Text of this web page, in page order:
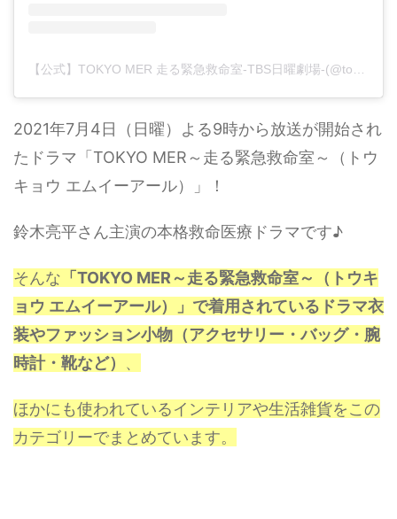
【公式】TOKYO MER 走る緊急救命室-TBS日曜劇場-(@tokyo_mer_tbs)がシェアした投稿
2021年7月4日（日曜）よる9時から放送が開始され
たドラマ「TOKYO MER～走る緊急救命室～（トウ
キョウ エムイーアール）」！
鈴木亮平さん主演の本格救命医療ドラマです♪
そんな 「TOKYO MER～走る緊急救命室～（トウキ
ョウ エムイーアール）」で着用されているドラマ衣
装やファッション小物（アクセサリー・バッグ・腕
時計・靴など） 、
ほかにも使われているインテリアや生活雑貨をこの
カテゴリーでまとめています。